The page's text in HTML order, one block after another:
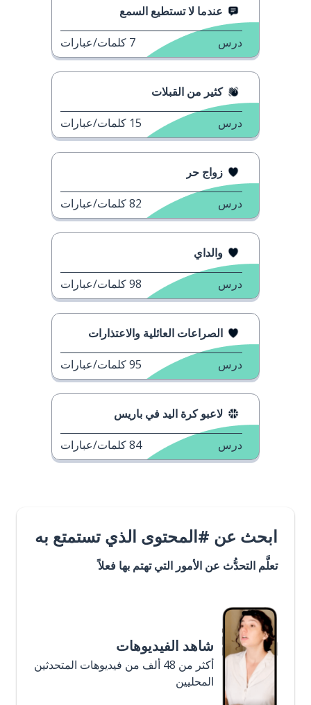
عندما لا تستطيع السمع
درس 7 كلمات/عبارات
كثير من القبلات
درس 15 كلمات/عبارات
زواج حر
درس 82كلمات/عبارات
والداي
درس 98كلمات/عبارات
الصراعات العائلية والاعتذارات
درس 95كلمات/عبارات
لاعبو كرة اليد في باريس
درس 84كلمات/عبارات
ابحث عن #المحتوى الذي تستمتع به
تعلَّم التحدُّث عن الأمور التي تهتم بها فعلاً
شاهد الفيديوهات
أكثر من 48 ألف من فيديوهات المتحدثين
المحليين